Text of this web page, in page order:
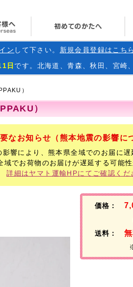
海外からのお客様へ
ン して下さい。 新規会員登録はこちら
日 です。北海道、青森、秋田、宮崎
）
）
なお知らせ（熊本地震の影響に
響により、熊本県全域でのお届に遅
域でお荷物のお届けが遅延する可能性
詳細はヤマト運輸HPにてご確認くだ
価格：
送料：